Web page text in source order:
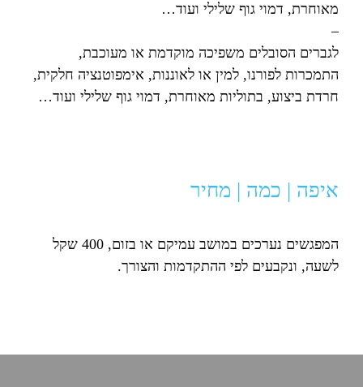
מאוחרת, דמוי גוף שלילי ועוד…
–
לגברים הסובלים משפיכה מוקדמת או מעוכבת,
התמכרות לפורנו, למין או לאוננות, אימפוטנציה חלקית,
חרדת ביצוע, בתוליות מאוחרת, דמוי גוף שלילי ועוד…
איפה | כמה | מחיר
המפגשים נערכים במושב עמיקם או בזום, 400 שקל
לשעה, ונקבעים לפי ההתקדמות והצורך.